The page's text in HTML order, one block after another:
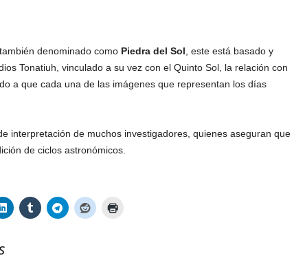
denominado como Piedra del Sol , este está basado y
Tonatiuh, vinculado a su vez con el Quinto Sol, la relación con
a que cada una de las imágenes que representan los días
interpretación de muchos investigadores, quienes aseguran que
de ciclos astronómicos.